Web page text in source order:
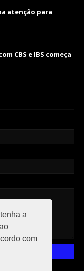
a
com
atenção para
CBS e IBS começa